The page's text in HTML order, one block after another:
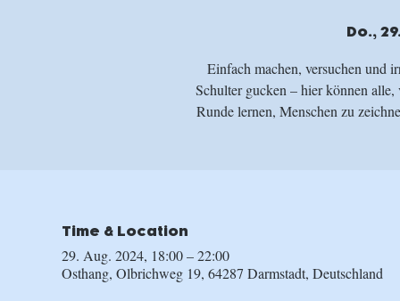
Do.,
Einfach machen, versuchen und
Schulter gucken – hier können
Time & Location
29. Aug. 2024, 18:00 – 22:00
Osthang, Olbrichweg 19, 64287 Darmstadt, Deutschland